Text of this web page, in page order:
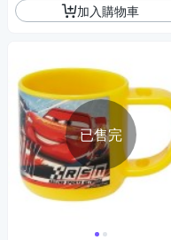
加入購物車
已售完